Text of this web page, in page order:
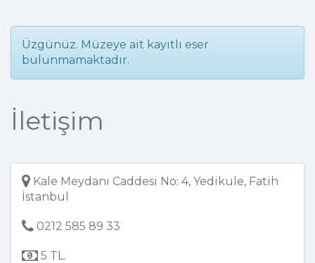
Üzgünüz. Müzeye ait kayıtlı eser
bulunmamaktadır.
İletişim
Kale Meydanı Caddesi No: 4, Yedikule, Fatih
İstanbul
0212 585 89 33
5 TL.